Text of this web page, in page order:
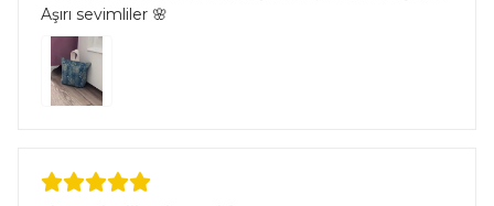
Aşırı sevimliler 🌸